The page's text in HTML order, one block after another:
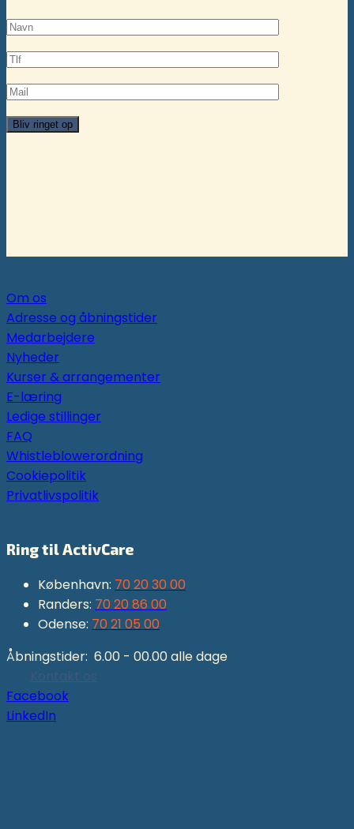
Om os
Adresse og åbningstider
Medarbejdere
Nyheder
Kurser & arrangementer
E-læring
Ledige stillinger
FAQ
Whistleblowerordning
Cookiepolitik
Privatlivspolitik
Ring til ActivCare
København: 70 20 30 00
Randers: 70 20 86 00
Odense: 70 21 05 00
Åbningstider: 6.00 - 00.00 alle dage
Kontakt os
Facebook
LinkedIn